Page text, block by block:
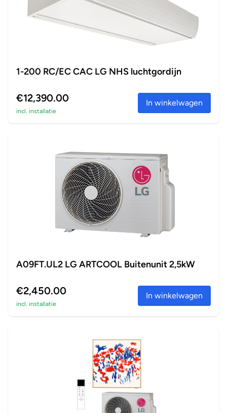
1-200 RC/EC CAC LG NHS luchtgordijn
€12,390.00
incl. installatie
In winkelwagen
A09FT.UL2 LG ARTCOOL Buitenunit 2,5kW
€2,450.00
incl. installatie
In winkelwagen